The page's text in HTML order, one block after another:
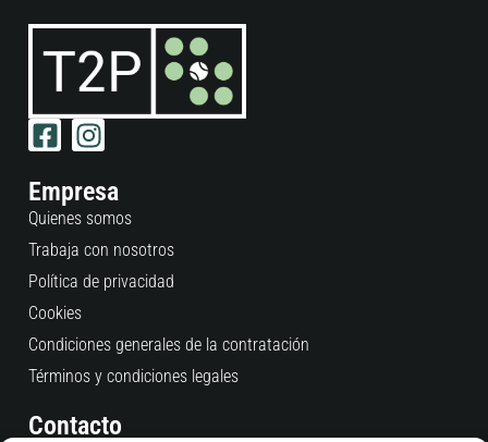
Empresa
Quienes somos
Trabaja con nosotros
Política de privacidad
Cookies
Condiciones generales de la contratación
Términos y condiciones legales
Contacto